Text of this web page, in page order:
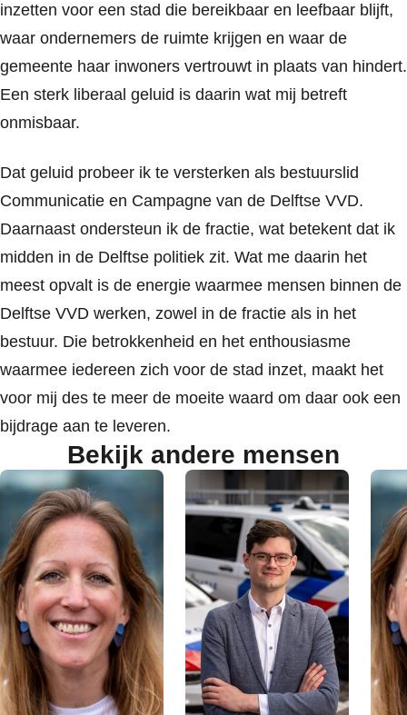
inzetten voor een stad die bereikbaar en leefbaar blijft,
waar ondernemers de ruimte krijgen en waar de
gemeente haar inwoners vertrouwt in plaats van hindert.
Een sterk liberaal geluid is daarin wat mij betreft
onmisbaar.
Dat geluid probeer ik te versterken als bestuurslid
Communicatie en Campagne van de Delftse VVD.
Daarnaast ondersteun ik de fractie, wat betekent dat ik
midden in de Delftse politiek zit. Wat me daarin het
meest opvalt is de energie waarmee mensen binnen de
Delftse VVD werken, zowel in de fractie als in het
bestuur. Die betrokkenheid en het enthousiasme
waarmee iedereen zich voor de stad inzet, maakt het
voor mij des te meer de moeite waard om daar ook een
bijdrage aan te leveren.
Bekijk andere mensen